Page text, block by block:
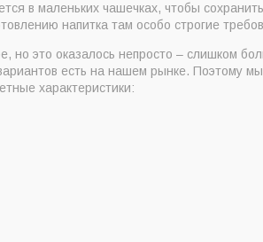
500 г
молотый 250 г
в зернах 1 кг
г
по версии Coffeeok
в маленьких чашечках, чтобы
напитка там особо строгие
это оказалось непросто – слишком
есть на нашем рынке. Поэтому мы
характеристики: